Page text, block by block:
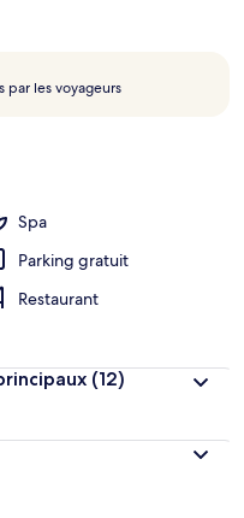
attentionné et la
succès auprès des autres
par les voyageurs
r
n
Spa
Parking gratuit
Restaurant
(12)